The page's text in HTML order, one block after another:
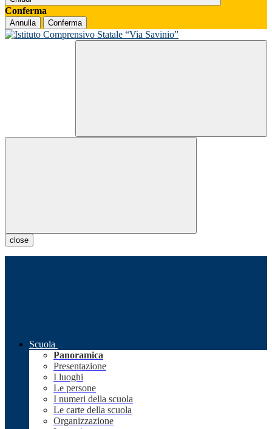
Conferma
Annulla Conferma
close
Scuola
Panoramica
Presentazione
I luoghi
Le persone
I numeri della scuola
Le carte della scuola
Organizzazione